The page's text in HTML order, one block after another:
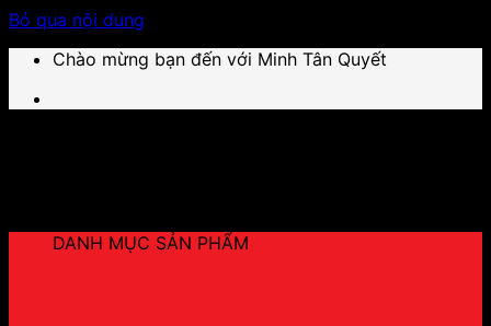
Bỏ qua nội dung
Chào mừng bạn đến với Minh Tân Quyết
DANH MỤC SẢN PHẨM